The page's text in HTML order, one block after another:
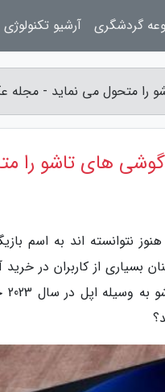
را متحول می نماید -
گوشی های تاشو را
نتوانسته اند به اسم
از کاربران در خرید
گردشگری آرشیو تکنولوژی